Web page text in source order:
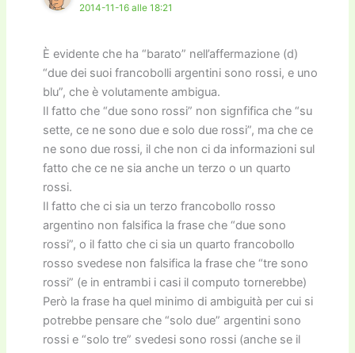
2014-11-16 alle 18:21
È evidente che ha “barato” nell’affermazione (d)
“due dei suoi francobolli argentini sono rossi, e uno
blu”, che è volutamente ambigua.
Il fatto che “due sono rossi” non signfifica che “su
sette, ce ne sono due e solo due rossi”, ma che ce
ne sono due rossi, il che non ci da informazioni sul
fatto che ce ne sia anche un terzo o un quarto
rossi.
Il fatto che ci sia un terzo francobollo rosso
argentino non falsifica la frase che “due sono
rossi”, o il fatto che ci sia un quarto francobollo
rosso svedese non falsifica la frase che “tre sono
rossi” (e in entrambi i casi il computo tornerebbe)
Però la frase ha quel minimo di ambiguità per cui si
potrebbe pensare che “solo due” argentini sono
rossi e “solo tre” svedesi sono rossi (anche se il